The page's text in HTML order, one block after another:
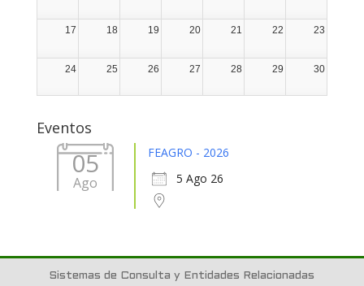
17 18 19 20 21 22 23
24 25 26 27 28 29 30
Eventos
05
Ago
FEAGRO - 2026
5 Ago 26
Sistemas de Consulta y Entidades Relacionadas